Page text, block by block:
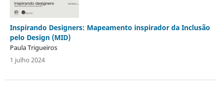
Inspirando Designers: Mapeamento inspirador da Inclusão
pelo Design (MID)
Paula Trigueiros
1 julho 2024